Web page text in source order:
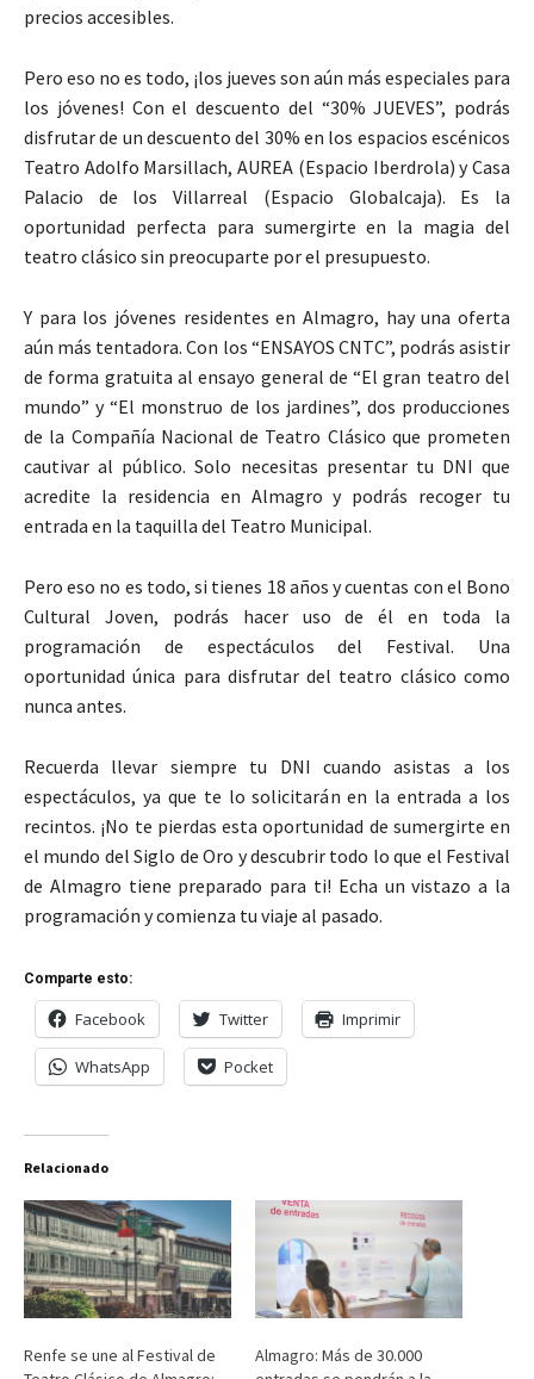
precios accesibles.
Pero eso no es todo, ¡los jueves son aún más especiales para
los jóvenes! Con el descuento del “30% JUEVES”, podrás
disfrutar de un descuento del 30% en los espacios escénicos
Teatro Adolfo Marsillach, AUREA (Espacio Iberdrola) y Casa
Palacio de los Villarreal (Espacio Globalcaja). Es la
oportunidad perfecta para sumergirte en la magia del
teatro clásico sin preocuparte por el presupuesto.
Y para los jóvenes residentes en Almagro, hay una oferta
aún más tentadora. Con los “ENSAYOS CNTC”, podrás asistir
de forma gratuita al ensayo general de “El gran teatro del
mundo” y “El monstruo de los jardines”, dos producciones
de la Compañía Nacional de Teatro Clásico que prometen
cautivar al público. Solo necesitas presentar tu DNI que
acredite la residencia en Almagro y podrás recoger tu
entrada en la taquilla del Teatro Municipal.
Pero eso no es todo, si tienes 18 años y cuentas con el Bono
Cultural Joven, podrás hacer uso de él en toda la
programación de espectáculos del Festival. Una
oportunidad única para disfrutar del teatro clásico como
nunca antes.
Recuerda llevar siempre tu DNI cuando asistas a los
espectáculos, ya que te lo solicitarán en la entrada a los
recintos. ¡No te pierdas esta oportunidad de sumergirte en
el mundo del Siglo de Oro y descubrir todo lo que el Festival
de Almagro tiene preparado para ti! Echa un vistazo a la
programación y comienza tu viaje al pasado.
Comparte esto:
Facebook Twitter Imprimir
WhatsApp Pocket
Relacionado
Renfe se une al Festival de
Almagro: Más de 30.000